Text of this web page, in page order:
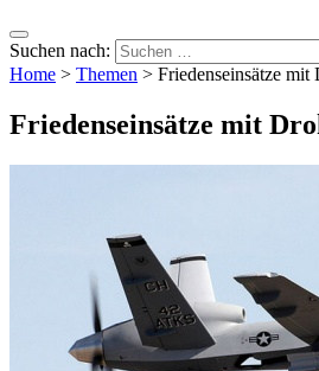
Suchen nach:
Home > Themen > Friedenseinsätze
Friedenseinsätze mit